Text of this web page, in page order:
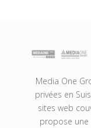
Media One
privées en
sites web
propose une